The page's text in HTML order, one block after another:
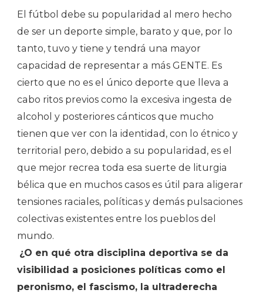
El fútbol debe su popularidad al mero hecho
de ser un deporte simple, barato y que, por lo
tanto, tuvo y tiene y tendrá una mayor
capacidad de representar a más GENTE. Es
cierto que no es el único deporte que lleva a
cabo ritos previos como la excesiva ingesta de
alcohol y posteriores cánticos que mucho
tienen que ver con la identidad, con lo étnico y
territorial pero, debido a su popularidad, es el
que mejor recrea toda esa suerte de liturgia
bélica que en muchos casos es útil para aligerar
tensiones raciales, políticas y demás pulsaciones
colectivas existentes entre los pueblos del
mundo.
¿O en qué otra disciplina deportiva se da
visibilidad a posiciones políticas como el
peronismo, el fascismo, la ultraderecha